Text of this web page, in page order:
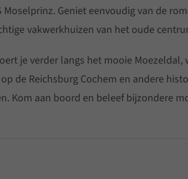
Moselprinz. Geniet eenvoudig van de
vakwerkhuizen van het oude
je verder langs het mooie Moezeldal,
de Reichsburg Cochem en andere
Kom aan boord en beleef bijzondere